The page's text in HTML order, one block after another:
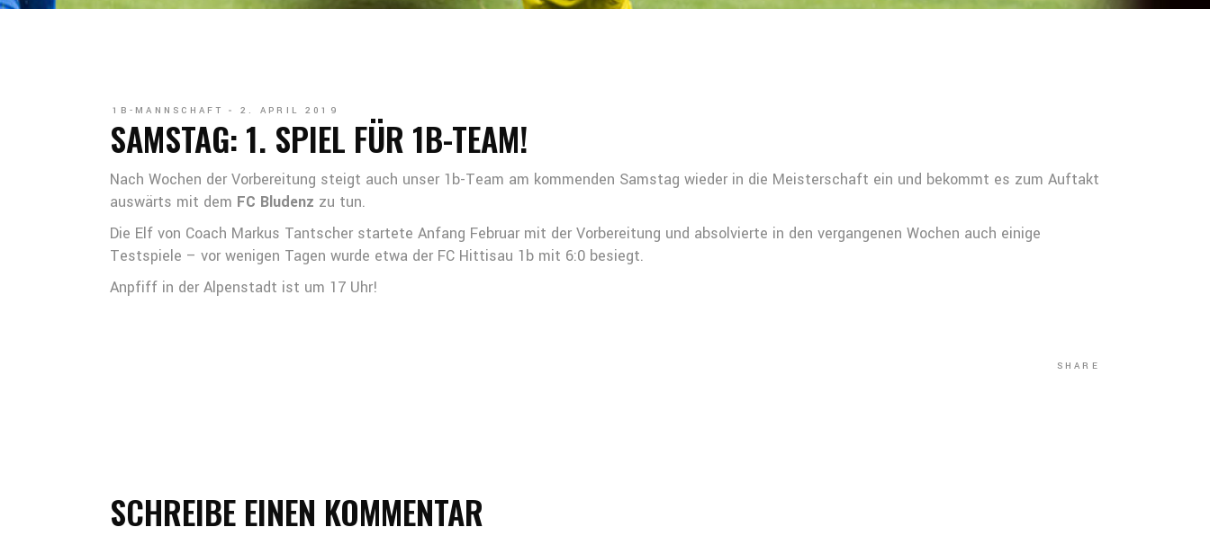
1B-MANNSCHAFT 2. APRIL 2019
SAMSTAG: 1. SPIEL FÜR 1B-TEAM!
Nach Wochen der Vorbereitung steigt auch unser 1b-Team am kommenden Samstag wieder in die Meisterschaft ein und bekommt es zum Auftakt
auswärts mit dem FC Bludenz zu tun.
Die Elf von Coach Markus Tantscher startete Anfang Februar mit der Vorbereitung und absolvierte in den vergangenen Wochen auch einige
Testspiele – vor wenigen Tagen wurde etwa der FC Hittisau 1b mit 6:0 besiegt.
Anpfiff in der Alpenstadt ist um 17 Uhr!
SHARE
SCHREIBE EINEN KOMMENTAR